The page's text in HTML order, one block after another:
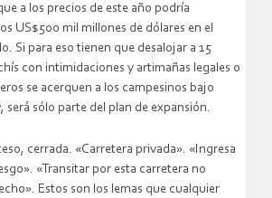
a los precios de este año podría
US$500 mil millones de dólares en el
Si para eso tienen que desalojar a 15
con intimidaciones y artimañas legales o
se acerquen a los campesinos bajo
será sólo parte del plan de expansión.
cerrada. «Carretera privada». «Ingresa
«Transitar por esta carretera no
Estos son los lemas que cualquier